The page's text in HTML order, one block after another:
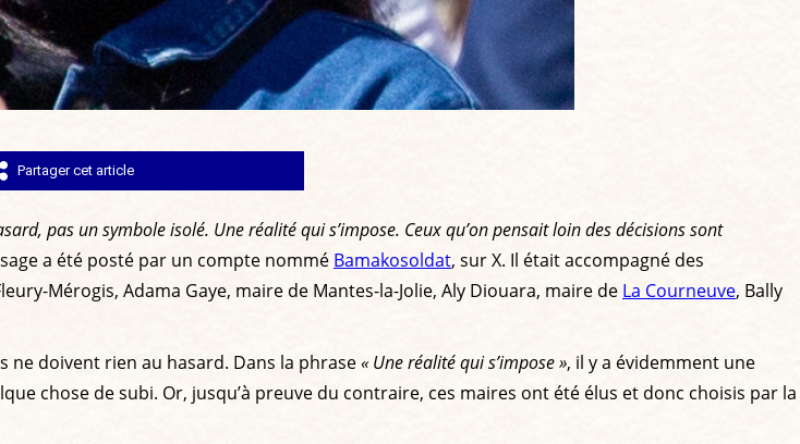
Partager cet article
pas un symbole isolé. Une réalité qui s’impose. Ceux qu’on pensait loin des décisions sont
a été posté par un compte nommé Bamakosoldat, sur X. Il était accompagné des
Mérogis, Adama Gaye, maire de Mantes-la-Jolie, Aly Diouara, maire de La Courneuve, Bally
ne doivent rien au hasard. Dans la phrase« Une réalité qui s’impose », il y a évidemment une
chose de subi. Or, jusqu’à preuve du contraire, ces maires ont été élus et donc choisis par la